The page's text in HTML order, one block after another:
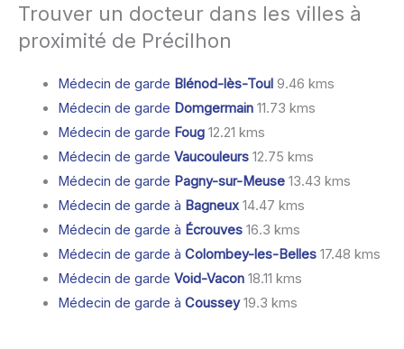
Trouver un docteur dans les villes à
proximité de Précilhon
Médecin de garde Blénod-lès-Toul9.46 kms
Médecin de garde Domgermain11.73 kms
Médecin de garde Foug12.21 kms
Médecin de garde Vaucouleurs12.75 kms
Médecin de garde Pagny-sur-Meuse13.43 kms
Médecin de garde à Bagneux14.47 kms
Médecin de garde à Écrouves16.3 kms
Médecin de garde à Colombey-les-Belles17.48 kms
Médecin de garde Void-Vacon18.11 kms
Médecin de garde à Coussey19.3 kms